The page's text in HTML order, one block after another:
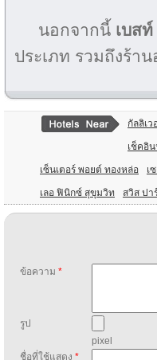
นอกจากนี้ เบส
ประเภท รวมถึงร้า
กัลลิเว
เช็คอิ
เซ็นเตอร์ พอยต์ ทองหล่อ เ
เลอ ฟินิกซ์ สุขุมวิท สวิส ปา
ข้อความ *
รูป
pixel
ชื่อที่ใช้แสดง *